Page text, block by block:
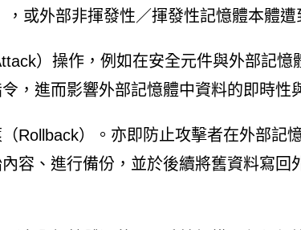
或外部非揮發性／揮發性記憶體本體遭
）操作，例如在安全元件與外部記憶
，進而影響外部記憶體中資料的即時性
Rollback）。亦即防止攻擊者在外部記
容、進行備份，並於後續將舊資料寫回